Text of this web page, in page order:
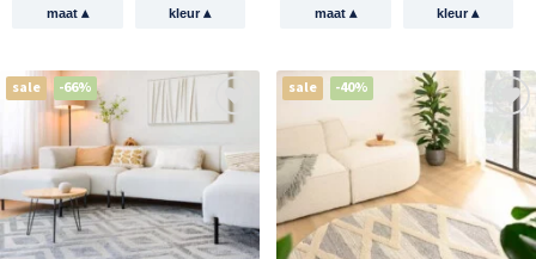
maat ▴ kleur▴ maat ▴ kleur▴
sale -66% sale -40%